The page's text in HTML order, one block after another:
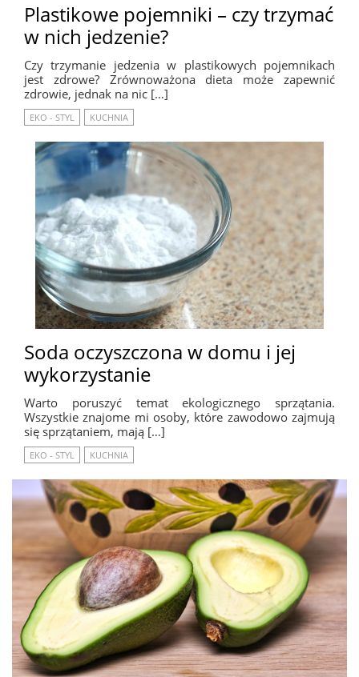
Plastikowe pojemniki – czy trzymać
w nich jedzenie?
Czy trzymanie jedzenia w plastikowych pojemnikach
jest zdrowe? Zrównoważona dieta może zapewnić
zdrowie, jednak na nic […]
EKO - STYL KUCHNIA
Soda oczyszczona w domu i jej
wykorzystanie
Warto poruszyć temat ekologicznego sprzątania.
Wszystkie znajome mi osoby, które zawodowo zajmują
się sprzątaniem, mają […]
EKO - STYL KUCHNIA